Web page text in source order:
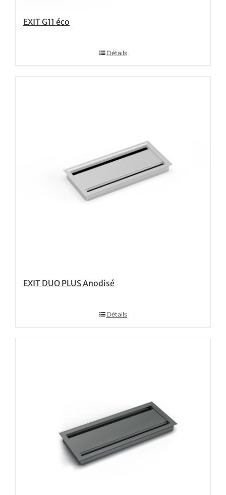
EXIT G11 éco
Détails
EXIT DUO PLUS Anodisé
Détails